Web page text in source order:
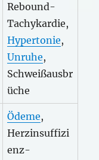
Rebound-
Tachykardie,
Hypertonie,
Unruhe,
Schweißausbr
üche
Ödeme,
Herzinsuffizi
enz-